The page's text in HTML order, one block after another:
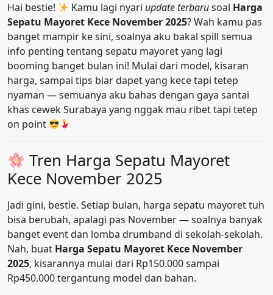
Hai bestie! Kamu lagi nyari update terbarusoal Harga
Sepatu Mayoret Kece November 2025? Wah kamu pas
banget mampir ke sini, soalnya aku bakal spill semua
info penting tentang sepatu mayoret yang lagi
booming banget bulan ini! Mulai dari model, kisaran
harga, sampai tips biar dapet yang kece tapi tetep
nyaman — semuanya aku bahas dengan gaya santai
khas cewek Surabaya yang nggak mau ribet tapi tetep
on point
Tren Harga Sepatu Mayoret
Kece November 2025
Jadi gini, bestie. Setiap bulan, harga sepatu mayoret tuh
bisa berubah, apalagi pas November — soalnya banyak
banget event dan lomba drumband di sekolah-sekolah.
Nah, buat Harga Sepatu Mayoret Kece November
2025, kisarannya mulai dari Rp150.000 sampai
Rp450.000 tergantung model dan bahan.